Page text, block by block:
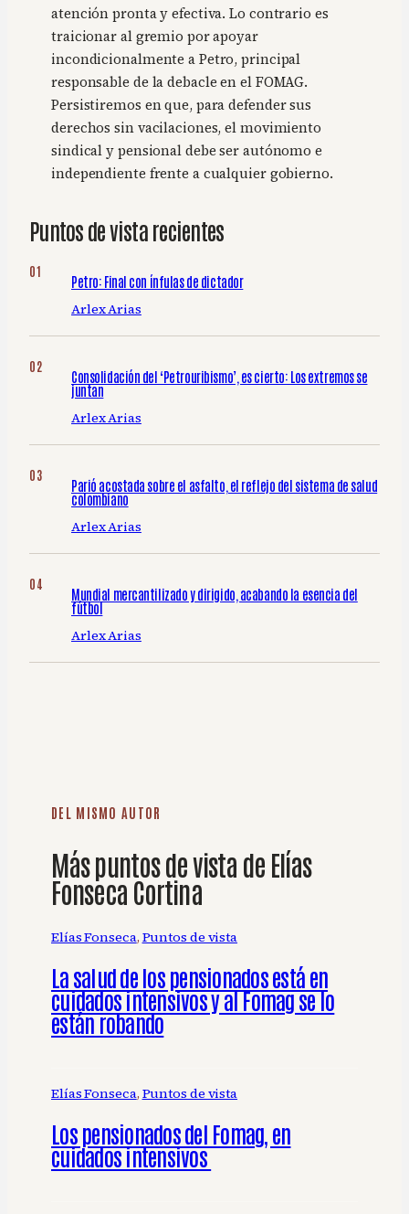
atención pronta y efectiva. Lo contrario es
traicionar al gremio por apoyar
incondicionalmente a Petro, principal
responsable de la debacle en el FOMAG.
Persistiremos en que, para defender sus
derechos sin vacilaciones, el movimiento
sindical y pensional debe ser autónomo e
independiente frente a cualquier gobierno.
Puntos de vista recientes
Petro: Final con ínfulas de dictador
Arlex Arias
Consolidación del ‘Petrouribismo’, es cierto: Los extremos se
juntan
Arlex Arias
Parió acostada sobre el asfalto, el reflejo del sistema de salud
colombiano
Arlex Arias
Mundial mercantilizado y dirigido, acabando la esencia del
fútbol
Arlex Arias
DEL MISMO AUTOR
Más puntos de vista de Elías
Fonseca Cortina
Elías Fonseca, Puntos de vista
La salud de los pensionados está en
cuidados intensivos y al Fomag se lo
están robando
Elías Fonseca, Puntos de vista
Los pensionados del Fomag, en
cuidados intensivos